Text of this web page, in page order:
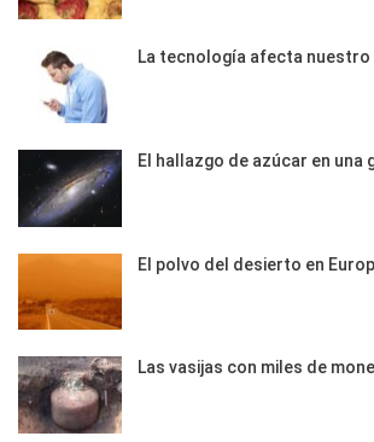
La tecnología afecta nuestro
El hallazgo de azúcar en una
El polvo del desierto en
Las vasijas con miles de